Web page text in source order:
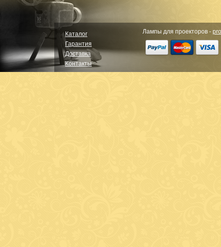
Каталог
Гарантия
Доставка
Контакты
Лампы для проекторов -